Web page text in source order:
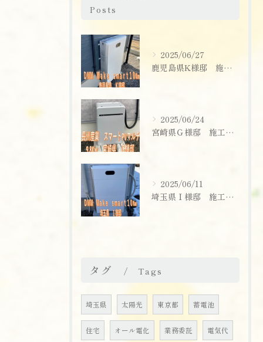
Posts
2025/06/27
鹿児島県K様邸 施工実績
2025/06/24
宮崎県Ｇ様邸 施工実績
2025/06/11
埼玉県Ｉ様邸 施工実績
タグ Tags
埼玉県 太陽光 東京都 蓄電池
住宅 オール電化 業務委託 電気代